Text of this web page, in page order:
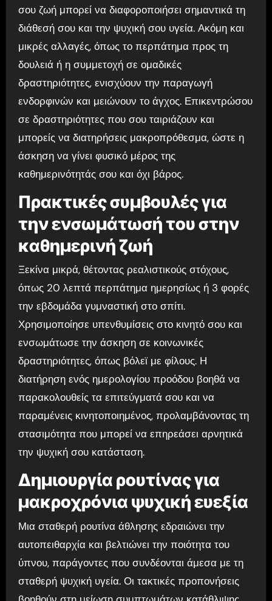
σου ζωή μπορεί να διαφοροποιήσει σημαντικά τη
διάθεσή σου και την ψυχική σου υγεία. Ακόμη και
μικρές αλλαγές, όπως το περπάτημα προς τη
δουλειά ή η συμμετοχή σε ομαδικές
δραστηριότητες, ενισχύουν την παραγωγή
ενδορφινών και μειώνουν το άγχος. Επικεντρώσου
σε δραστηριότητες που σου ταιριάζουν και
μπορείς να διατηρήσεις μακροπρόθεσμα, ώστε η
άσκηση να γίνει φυσικό μέρος της
καθημερινότητάς σου και όχι βάρος.
Πρακτικές συμβουλές για
την ενσωμάτωσή του στην
καθημερινή ζωή
Ξεκίνα μικρά, θέτοντας ρεαλιστικούς στόχους,
όπως 20 λεπτά περπάτημα ημερησίως ή 3 φορές
την εβδομάδα γυμναστική στο σπίτι.
Χρησιμοποίησε υπενθυμίσεις στο κινητό σου και
ενσωμάτωσε την άσκηση σε κοινωνικές
δραστηριότητες, όπως βόλεϊ με φίλους. Η
διατήρηση ενός ημερολογίου προόδου βοηθά να
παρακολουθείς τα επιτεύγματά σου και να
παραμένεις κινητοποιημένος, προλαμβάνοντας τη
στασιμότητα που μπορεί να επηρεάσει αρνητικά
την ψυχική σου κατάσταση.
Δημιουργία ρουτίνας για
μακροχρόνια ψυχική ευεξία
Μια σταθερή ρουτίνα άθλησης εδραιώνει την
αυτοπειθαρχία και βελτιώνει την ποιότητα του
ύπνου, παράγοντες που συνδέονται άμεσα με τη
σταθερή ψυχική υγεία. Οι τακτικές προπονήσεις